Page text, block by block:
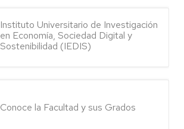
Instituto Universitario de Investigación
en Economía, Sociedad Digital y
Sostenibilidad (IEDIS)
Conoce la Facultad y sus Grados